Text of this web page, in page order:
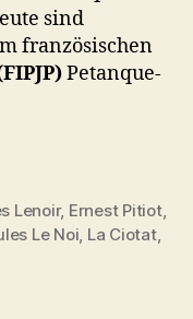
sind
französischen
Petanque-
Lenoir, Ernest Pitiot,
Le Noi, La Ciotat,